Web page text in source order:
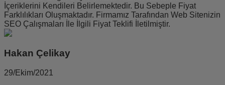
İçeriklerini Kendileri Belirlemektedir. Bu Sebeple Fiyat
Farklılıkları Oluşmaktadır. Firmamız Tarafından Web Sitenizin
SEO Çalışmaları İle İlgili Fiyat Teklifi İletilmiştir.
Hakan Çelikay
29/Ekim/2021